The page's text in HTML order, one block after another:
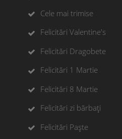
Cele mai trimise
Felicitări Valentine's
Felicitări Dragobete
Felicitări 1 Martie
Felicitări 8 Martie
Felicitări zi bărbați
Felicitări Paște